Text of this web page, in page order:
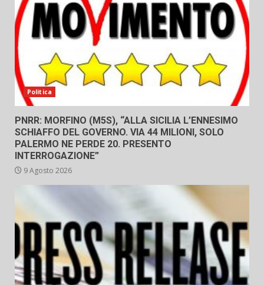
Politica
PNRR: MORFINO (M5S), “ALLA SICILIA L’ENNESIMO
SCHIAFFO DEL GOVERNO. VIA 44 MILIONI, SOLO
PALERMO NE PERDE 20. PRESENTO
INTERROGAZIONE”
9 Agosto 2026